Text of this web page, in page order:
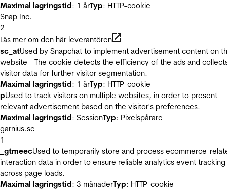
Maximal lagringstid: 1 årTyp: HTTP-cookie
Snap Inc.
2
Läs mer om den här leverantören
sc_atUsed by Snapchat to implement advertisement content on
website - The cookie detects the efficiency of the ads and
visitor data for further visitor segmentation.
Maximal lagringstid: 1 årTyp: HTTP-cookie
pUsed to track visitors on multiple websites, in order to present
relevant advertisement based on the visitor's preferences.
Maximal lagringstid: SessionTyp: Pixelspårare
garnius.se
1
_gtmeecUsed to temporarily store and process ecommerce-
interaction data in order to ensure reliable analytics event tracking
across page loads.
Maximal lagringstid: 3 månaderTyp: HTTP-cookie